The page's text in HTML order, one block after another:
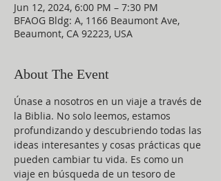
Jun 12, 2024, 6:00 PM – 7:30 PM
BFAOG Bldg: A, 1166 Beaumont Ave,
Beaumont, CA 92223, USA
About The Event
Únase a nosotros en un viaje a través de
la Biblia. No solo leemos, estamos
profundizando y descubriendo todas las
ideas interesantes y cosas prácticas que
pueden cambiar tu vida. Es como un
viaje en búsqueda de un tesoro de